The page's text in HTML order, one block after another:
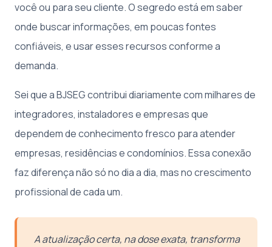
você ou para seu cliente. O segredo está em saber
onde buscar informações, em poucas fontes
confiáveis, e usar esses recursos conforme a
demanda.
Sei que a BJSEG contribui diariamente com milhares de
integradores, instaladores e empresas que
dependem de conhecimento fresco para atender
empresas, residências e condomínios. Essa conexão
faz diferença não só no dia a dia, mas no crescimento
profissional de cada um.
A atualização certa, na dose exata, transforma